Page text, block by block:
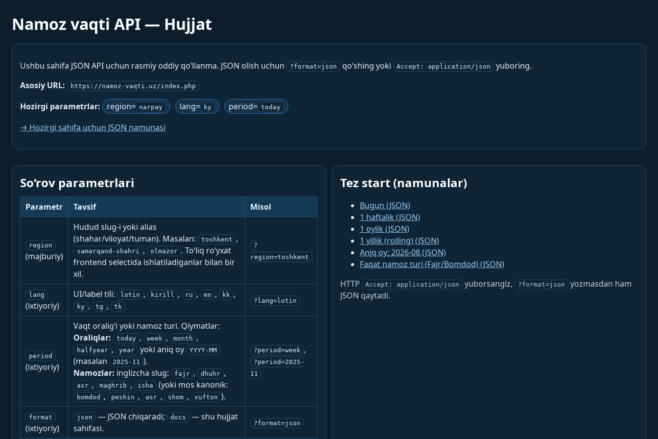
Namoz vaqti API — Hujjat
Ushbu sahifa JSON API uchun rasmiy oddiy qo‘llanma. JSON olish uchun ?format=json qo‘shing yoki Accept: application/json
yuboring.
Asosiy URL:
https://namoz-vaqti.uz/index.php
Hozirgi parametrlar: region= narpay lang= ky period= today
→ Hozirgi sahifa uchun JSON namunasi
So‘rov parametrlari
Parametr Tavsif Misol
region
(majburiy)
Hudud slug-i yoki alias
(shahar/viloyat/tuman). Masalan:
toshkent ,
samarqand-shahri , olmazor . To‘liq ro‘yxat
frontend selectida ishlatiladiganlar bilan bir
xil.
?
region=toshkent
lang
(ixtiyoriy)
UI/label tili: lotin , kirill , ru , en , kk ,
ky , tg , tk
?lang=lotin
period
(ixtiyoriy)
Vaqt oralig‘i yoki namoz turi. Qiymatlar:
Oraliqlar:
today , week , month ,
halfyear , year yoki aniq oy YYYY-MM
(masalan 2025-11 ).
Namozlar: inglizcha slug: fajr , dhuhr ,
asr , maghrib , isha (yoki mos kanonik:
bomdod , peshin , asr , shom , xufton ).
?period=week ,
?period=2025-
11
format
(ixtiyoriy)
json — JSON chiqaradi; docs
— shu hujjat
sahifasi.
?format=json
Tez start (namunalar)
Bugun (JSON)
1 haftalik (JSON)
1 oylik (JSON)
1 yillik (rolling) (JSON)
Aniq oy: 2026-08 (JSON)
Faqat namoz turi (Fajr/Bomdod) (JSON)
HTTP
Accept: application/json yuborsangiz, ?format=json
yozmasdan ham
JSON qaytadi.